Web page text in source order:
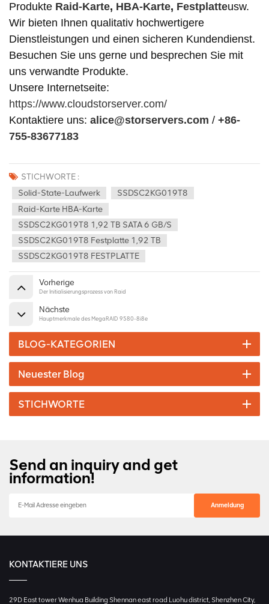
Produkte Raid-Karte, HBA-Karte, Festplatteusw.
Wir bieten Ihnen qualitativ hochwertigere
Dienstleistungen und einen sicheren Kundendienst.
Besuchen Sie uns gerne und besprechen Sie mit
uns verwandte Produkte.
Unsere Internetseite:
https://www.cloudstorserver.com/
Kontaktiere uns: alice@storservers.com / +86-
755-83677183
STICHWORTE :
Solid-State-Laufwerk
SSDSC2KG019T8
Raid-Karte HBA-Karte
SSDSC2KG019T8 1,92 TB SATA 6 GB/s
SSDSC2KG019T8 Festplatte 1,92 TB
SSDSC2KG019T8 FESTPLATTE
Vorherige
Der Initialisierungsprozess von Raid
Nächste
Hauptmerkmale des MegaRAID 9580-8i8e
BLOG-KATEGORIEN
Neuester Blog
STICHWORTE
Send an inquiry and get
information!
KONTAKTIERE UNS
29D East tower Wenhua Building Shennan east road Luohu district, Shenzhen City,